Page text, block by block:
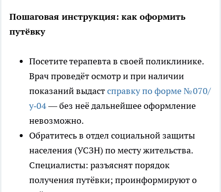
Пошаговая инструкция: как оформить
путёвку
Посетите терапевта в своей поликлинике.
Врач проведёт осмотр и при наличии
показаний выдастсправку по форме № 070/
у‑04— без неё дальнейшее оформление
невозможно.
Обратитесь в отдел социальной защиты
населения (УСЗН) по месту жительства.
Специалисты: разъяснят порядок
получения путёвки; проинформируют о